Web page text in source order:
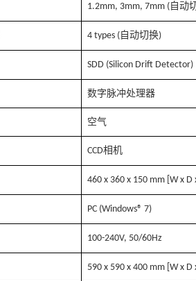
1.2mm, 3mm, 7mm (自动
4 types (自动切换)
SDD (Silicon Drift Detector)
数字脉冲处理器
空气
CCD相机
460 x 360 x 150 mm [W x D
PC (Windows® 7)
100-240V, 50/60Hz
590 x 590 x 400 mm [W x D